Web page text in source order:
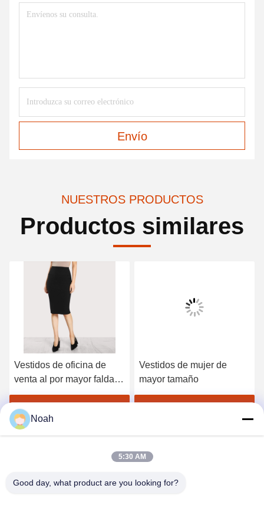
Envío
NUESTROS PRODUCTOS
Productos similares
Vestidos de oficina de
venta al por mayor faldas
de lápiz ajustadas
mujeres
Obtenga el mejor precio
Vestidos de mujer de
mayor tamaño
Noah
5:30 AM
Good day, what product are you looking for?